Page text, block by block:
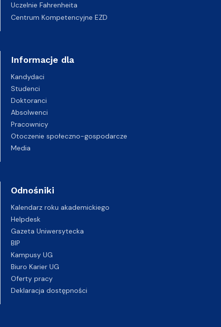
Uczelnie Fahrenheita
Centrum Kompetencyjne EZD
Informacje dla
Kandydaci
Studenci
Doktoranci
Absolwenci
Pracownicy
Otoczenie społeczno-gospodarcze
Media
Odnośniki
Kalendarz roku akademickiego
Helpdesk
Gazeta Uniwersytecka
BIP
Kampusy UG
Biuro Karier UG
Oferty pracy
Deklaracja dostępności